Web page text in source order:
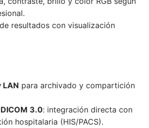
resultados con visualización
LAN para archivado y compartición
DICOM 3.0: integración directa con
hospitalaria (HIS/PACS).